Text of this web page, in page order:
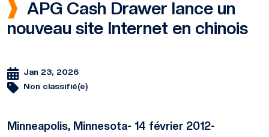
APG Cash Drawer lance un
nouveau site Internet en chinois
Jan 23, 2026
Non classifié(e)
Minneapolis, Minnesota- 14 février 2012-